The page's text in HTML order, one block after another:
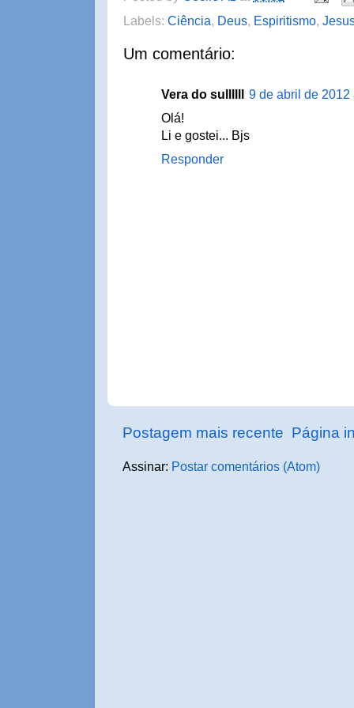
Labels: Ciência, Deus, Espiritismo,
Um comentário:
Vera do sullllll
9 de abril de 2012
Olá!
Li e gostei... Bjs
Responder
Postagem mais recente Página
Assinar: Postar comentários (Atom)